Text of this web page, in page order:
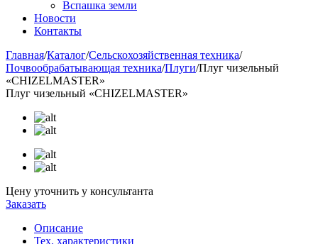
Вспашка земли
Новости
Контакты
Главная/Каталог/Сельскохозяйственная техника/
Почвообрабатывающая техника/Плуги/Плуг чизельный
«CHIZELMASTER»
Плуг чизельный «CHIZELMASTER»
Цену уточнить у консультанта
Заказать
Описание
Тех. характеристики